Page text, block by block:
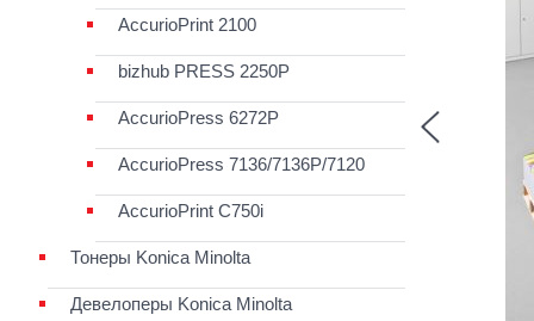
AccurioPrint 2100
bizhub PRESS 2250P
AccurioPress 6272P
AccurioPress 7136/7136P/7120
AccurioPrint C750i
Тонеры Konica Minolta
Девелоперы Konica Minolta